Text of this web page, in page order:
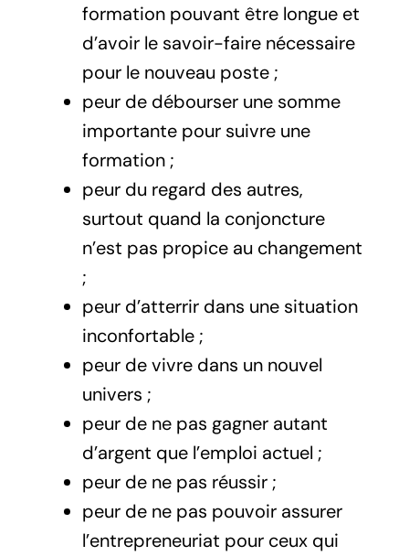
formation pouvant être longue et
d’avoir le savoir-faire nécessaire
pour le nouveau poste ;
peur de débourser une somme
importante pour suivre une
formation ;
peur du regard des autres,
surtout quand la conjoncture
n’est pas propice au changement
;
peur d’atterrir dans une situation
inconfortable ;
peur de vivre dans un nouvel
univers ;
peur de ne pas gagner autant
d’argent que l’emploi actuel ;
peur de ne pas réussir ;
peur de ne pas pouvoir assurer
l’entrepreneuriat pour ceux qui